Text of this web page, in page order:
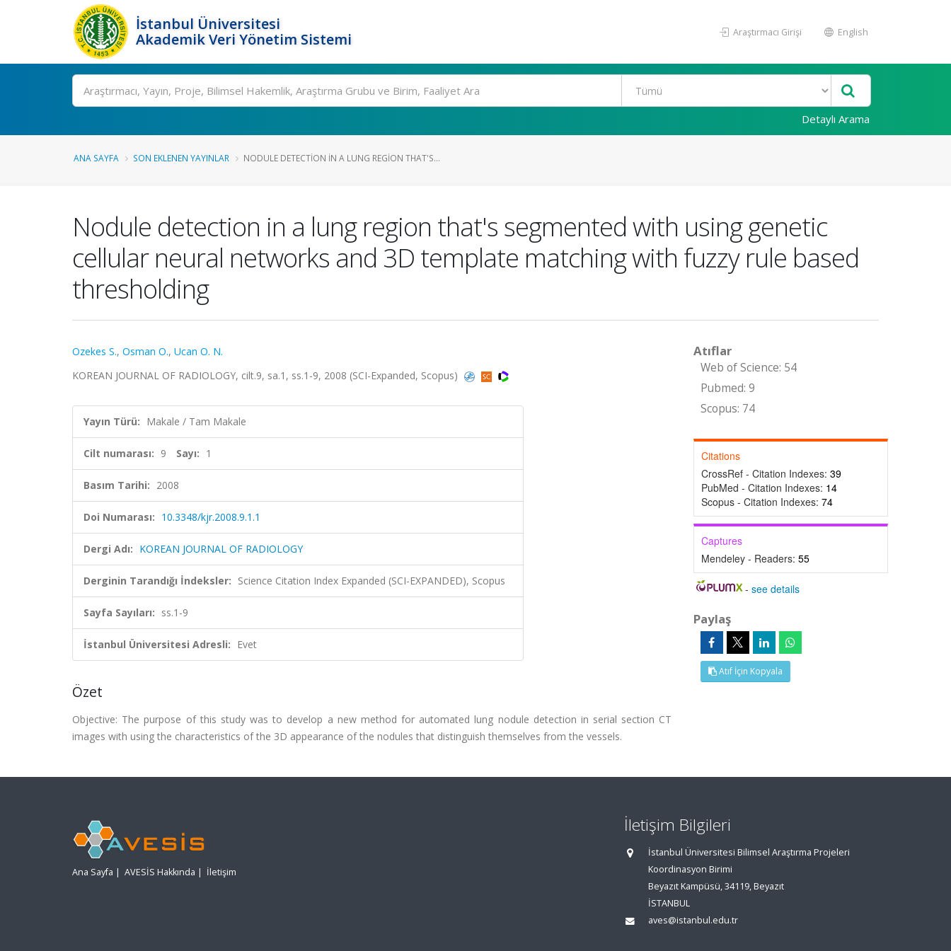
İstanbul Üniversitesi
Akademik Veri Yönetim Sistemi
Araştırmacı Girişi English
Ara
Detaylı Arama
ANA SAYFA SON EKLENEN YAYINLAR NODULE DETECTION IN A LUNG REGION THAT'S...
Nodule detection in a lung region that's segmented with using genetic
cellular neural networks and 3D template matching with fuzzy rule based
thresholding
Ozekes S., Osman O., Ucan O. N.
KOREAN JOURNAL OF RADIOLOGY, cilt.9, sa.1, ss.1-9, 2008 (SCI-Expanded, Scopus)
Yayın Türü: Makale / Tam Makale
Cilt numarası: 9 Sayı: 1
Basım Tarihi: 2008
Doi Numarası: 10.3348/kjr.2008.9.1.1
Dergi Adı: KOREAN JOURNAL OF RADIOLOGY
Derginin Tarandığı İndeksler: Science Citation Index Expanded (SCI-EXPANDED), Scopus
Sayfa Sayıları: ss.1-9
İstanbul Üniversitesi Adresli: Evet
Özet
Objective: The purpose of this study was to develop a new method for automated lung nodule detection in serial section CT
images with using the characteristics of the 3D appearance of the nodules that distinguish themselves from the vessels.
Atıflar
Web of Science: 54
Pubmed: 9
Scopus: 74
Citations
CrossRef - Citation Indexes: 39
PubMed - Citation Indexes: 14
Scopus - Citation Indexes: 74
Captures
Mendeley - Readers: 55
-see details
Paylaş
Atıf İçin Kopyala
Ana Sayfa | AVESİS Hakkında | İletişim
İletişim Bilgileri
İstanbul Üniversitesi Bilimsel Araştırma Projeleri
Koordinasyon Birimi
Beyazıt Kampüsü, 34119, Beyazıt
İSTANBUL
aves@istanbul.edu.tr